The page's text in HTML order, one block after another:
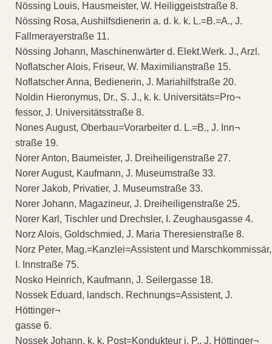
Nössing Louis, Hausmeister, W. Heiliggeiststraße 8.
Nössing Rosa, Aushilfsdienerin a. d. k. k. L.=B.=A., J.
Fallmerayerstraße 11.
Nössing Johann, Maschinenwärter d. Elekt.Werk. J., Arzl.
Noflatscher Alois, Friseur, W. Maximilianstraße 15.
Noflatscher Anna, Bedienerin, J. Mariahilfstraße 20.
Noldin Hieronymus, Dr., S. J., k. k. Universitäts=Pro¬
fessor, J. Universitätsstraße 8.
Nones August, Oberbau=Vorarbeiter d. L.=B., J. Inn¬
straße 19.
Norer Anton, Baumeister, J. Dreiheiligenstraße 27.
Norer August, Kaufmann, J. Museumstraße 33.
Norer Jakob, Privatier, J. Museumstraße 33.
Norer Johann, Magazineur, J. Dreiheiligenstraße 25.
Norer Karl, Tischler und Drechsler, I. Zeughausgasse 4.
Norz Alois, Goldschmied, J. Maria Theresienstraße 8.
Norz Peter, Mag.=Kanzlei=Assistent und Marschkommissär,
I. Innstraße 75.
Nosko Heinrich, Kaufmann, J. Seilergasse 18.
Nossek Eduard, landsch. Rechnungs=Assistent, J.
Höttinger¬
gasse 6.
Nossek Johann, k. k. Post=Kondukteur i. P., J. Höttinger¬